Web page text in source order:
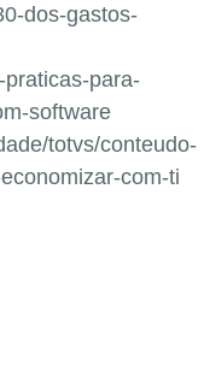
dos-gastos-
para-
software
totvs/conteudo-
com-ti